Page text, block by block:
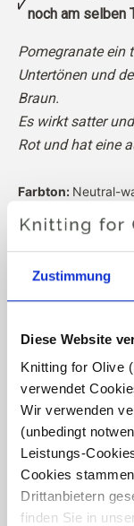
Zustimmung
Diese Website
Knitting for Olive
verwendet
Wir verwenden
(unbedingt
Leistungs-
Cookies
Drittanbietern
finden Sie in
noch am selben
Pomegranate ein
Untertönen und
Braun.
Es wirkt satter
Rot und hat eine
Farbton: Neutral-
Farbsaison
:
Auch gut geeignet
Knitting for Olive
Merinowolle. Das
weniger fein als
Unsere
Neuseeland
praktiziert wird.
zurückverfolgt
Weise wissen wir